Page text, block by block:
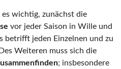
es wichtig, zunächst die
vor jeder Saison in Wille und
betrifft jeden Einzelnen und zu
Weiteren muss sich die
; insbesondere